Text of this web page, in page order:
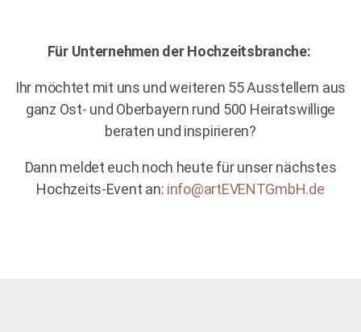
Für Unternehmen der Hochzeitsbranche:
Ihr möchtet mit uns und weiteren 55 Ausstellern aus
ganz Ost- und Oberbayern rund 500 Heiratswillige
beraten und inspirieren?
Dann meldet euch noch heute für unser nächstes
Hochzeits-Event an: info@artEVENTGmbH.de